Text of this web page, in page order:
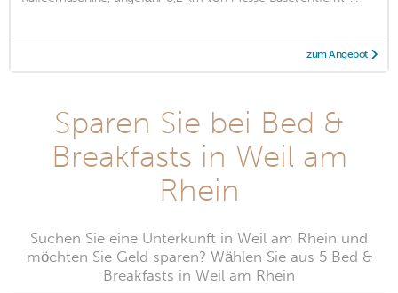
zum Angebot
Sparen Sie bei Bed &
Breakfasts in Weil am
Rhein
Suchen Sie eine Unterkunft in Weil am Rhein und
möchten Sie Geld sparen? Wählen Sie aus 5 Bed &
Breakfasts in Weil am Rhein